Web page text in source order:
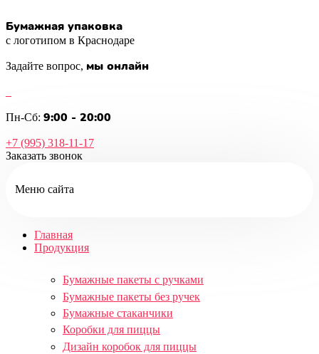
Бумажная упаковка
с логотипом в Краснодаре
Задайте вопрос, мы онлайн
Пн-Сб: 9:00 - 20:00
+7 (995) 318-11-17
Заказать звонок
Меню сайта
Главная
Продукция
Бумажные пакеты с ручками
Бумажные пакеты без ручек
Бумажные стаканчики
Коробки для пиццы
Дизайн коробок для пиццы